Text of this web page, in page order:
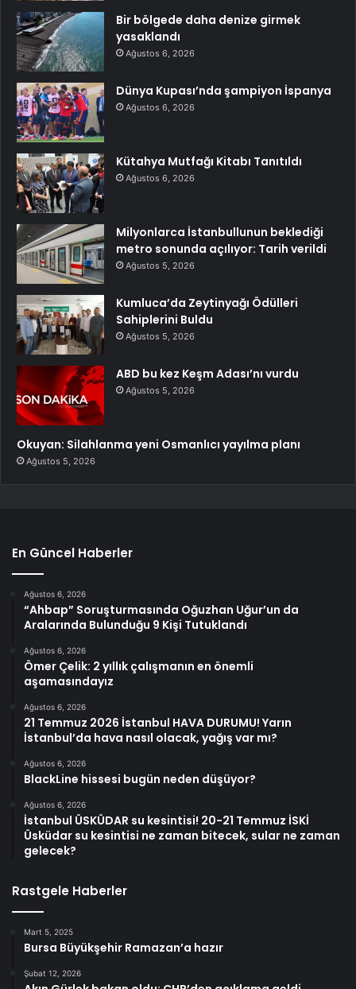
Bir bölgede daha denize girmek
yasaklandı
Ağustos 6, 2026
Dünya Kupası’nda şampiyon İspanya
Ağustos 6, 2026
Kütahya Mutfağı Kitabı Tanıtıldı
Ağustos 6, 2026
Milyonlarca İstanbullunun beklediği
metro sonunda açılıyor: Tarih verildi
Ağustos 5, 2026
Kumluca’da Zeytinyağı Ödülleri
Sahiplerini Buldu
Ağustos 5, 2026
ABD bu kez Keşm Adası’nı vurdu
Ağustos 5, 2026
Okuyan: Silahlanma yeni Osmanlıcı yayılma planı
Ağustos 5, 2026
En Güncel Haberler
Ağustos 6, 2026
“Ahbap” Soruşturmasında Oğuzhan Uğur’un da
Aralarında Bulunduğu 9 Kişi Tutuklandı
Ağustos 6, 2026
Ömer Çelik: 2 yıllık çalışmanın en önemli
aşamasındayız
Ağustos 6, 2026
21 Temmuz 2026 İstanbul HAVA DURUMU! Yarın
İstanbul’da hava nasıl olacak, yağış var mı?
Ağustos 6, 2026
BlackLine hissesi bugün neden düşüyor?
Ağustos 6, 2026
İstanbul ÜSKÜDAR su kesintisi! 20-21 Temmuz İSKİ
Üsküdar su kesintisi ne zaman bitecek, sular ne zaman
gelecek?
Rastgele Haberler
Mart 5, 2025
Bursa Büyükşehir Ramazan’a hazır
Şubat 12, 2026